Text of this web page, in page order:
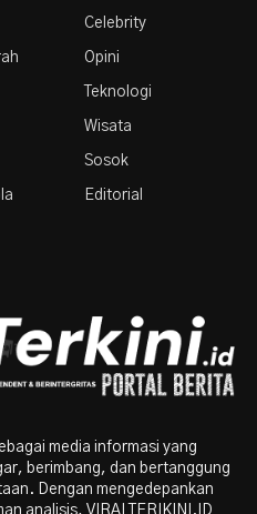
Celebrity
Opini
Teknologi
Wisata
Sosok
Editorial
media informasi yang
berimbang, dan bertanggung
Dengan mengedepankan
analisis, VIRALTERIKINI.ID